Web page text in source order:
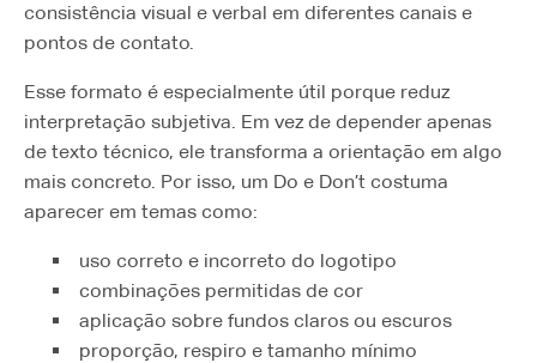
consistência visual e verbal em diferentes canais e
pontos de contato.
Esse formato é especialmente útil porque reduz
interpretação subjetiva. Em vez de depender apenas
de texto técnico, ele transforma a orientação em algo
mais concreto. Por isso, um Do e Don’t costuma
aparecer em temas como:
uso correto e incorreto do logotipo
combinações permitidas de cor
aplicação sobre fundos claros ou escuros
proporção, respiro e tamanho mínimo